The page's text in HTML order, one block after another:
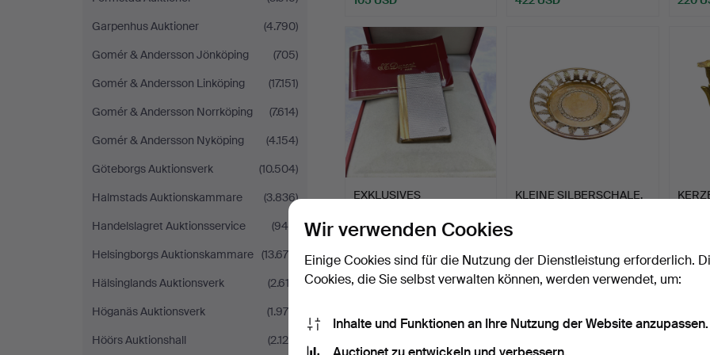
Garpenhus Auktioner
(4.790)
Gomér & Andersson Jönköping
(705)
Gomér & Andersson Linköping
(17.151)
Gomér & Andersson Norrköping
(7.614)
Gomér & Andersson Nyköping
(4.154)
Göteborgs Auktionsverk
(10.504)
Halmstads Auktionskammare
(3.836)
Handelslagret Auktionsservice
(946)
Helsingborgs Auktionskammare (13.679)
Hälsinglands Auktionsverk
(2.613)
Höganäs Auktionsverk
(1.976)
Höörs Auktionshall
(2.128)
EXKLUSIVES
S.T. DUPONT …
Beendet 30. Sep 2023
197 USD
KLEINE SILBERSCHALE,
87 USD 102
Wir verwenden Cookies
Einige Cookies sind für die Nutzung der Dienstleistung erforderlich.
Cookies, die Sie selbst verwalten können, werden verwendet, um:
Inhalte und Funktionen an Ihre Nutzung der Website anzupassen.